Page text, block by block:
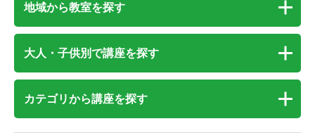
地域から教室を探す
大人・子供別で講座を探す
カテゴリから講座を探す